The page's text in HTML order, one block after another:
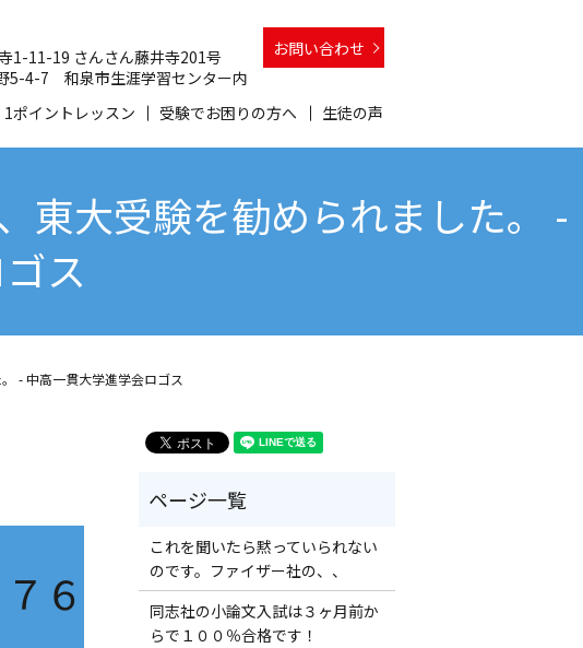
1ポイントレッスン 受験でお困りの方へ 生徒の声
1-11-19 さんさん藤井寺201号
5-4-7 和泉市生涯学習センター内
お問い合わせ
東大受験を勧められました。 -
ス
- 中高一貫大学進学会ロゴス
６
これを聞いたら黙っていられない
のです。ファイザー社の、、
同志社の小論文入試は３ヶ月前か
らで１００％合格です！